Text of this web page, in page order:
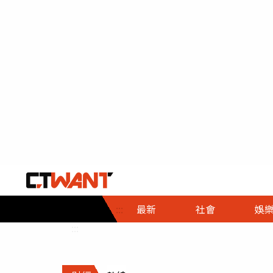
::: 最新 社會
社會首頁
時事
調查
娛樂
娛樂首頁
即時
財經首頁
熱線
政